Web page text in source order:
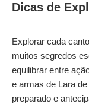
Dicas de
Explorar cada
muitos segredos
equilibrar entre
e armas de Lara
preparado e